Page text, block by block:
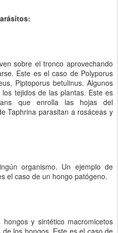
sobre el tronco aprovechando
Este es el caso de Polyporus
Piptoporus betulinus. Algunos
tejidos de las plantas. Este es
que enrolla las hojas del
Taphrina parasitan a rosáceas y
organismo. Un ejemplo de
el caso de un hongo patógeno.
y sintético macromicetos
los hongos. Este es el caso de